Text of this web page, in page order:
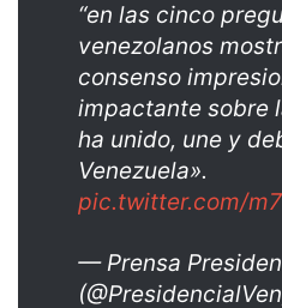
“en las cinco
venezolanos
consenso
impactante sobre
ha unido, une y
Venezuela».
pic.twitter.com/
— Prensa